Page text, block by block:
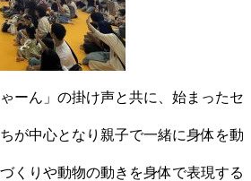
ーん」の掛け声と共に、始まったセ
が中心となり親子で一緒に身体を動
くりや動物の動きを身体で表現する